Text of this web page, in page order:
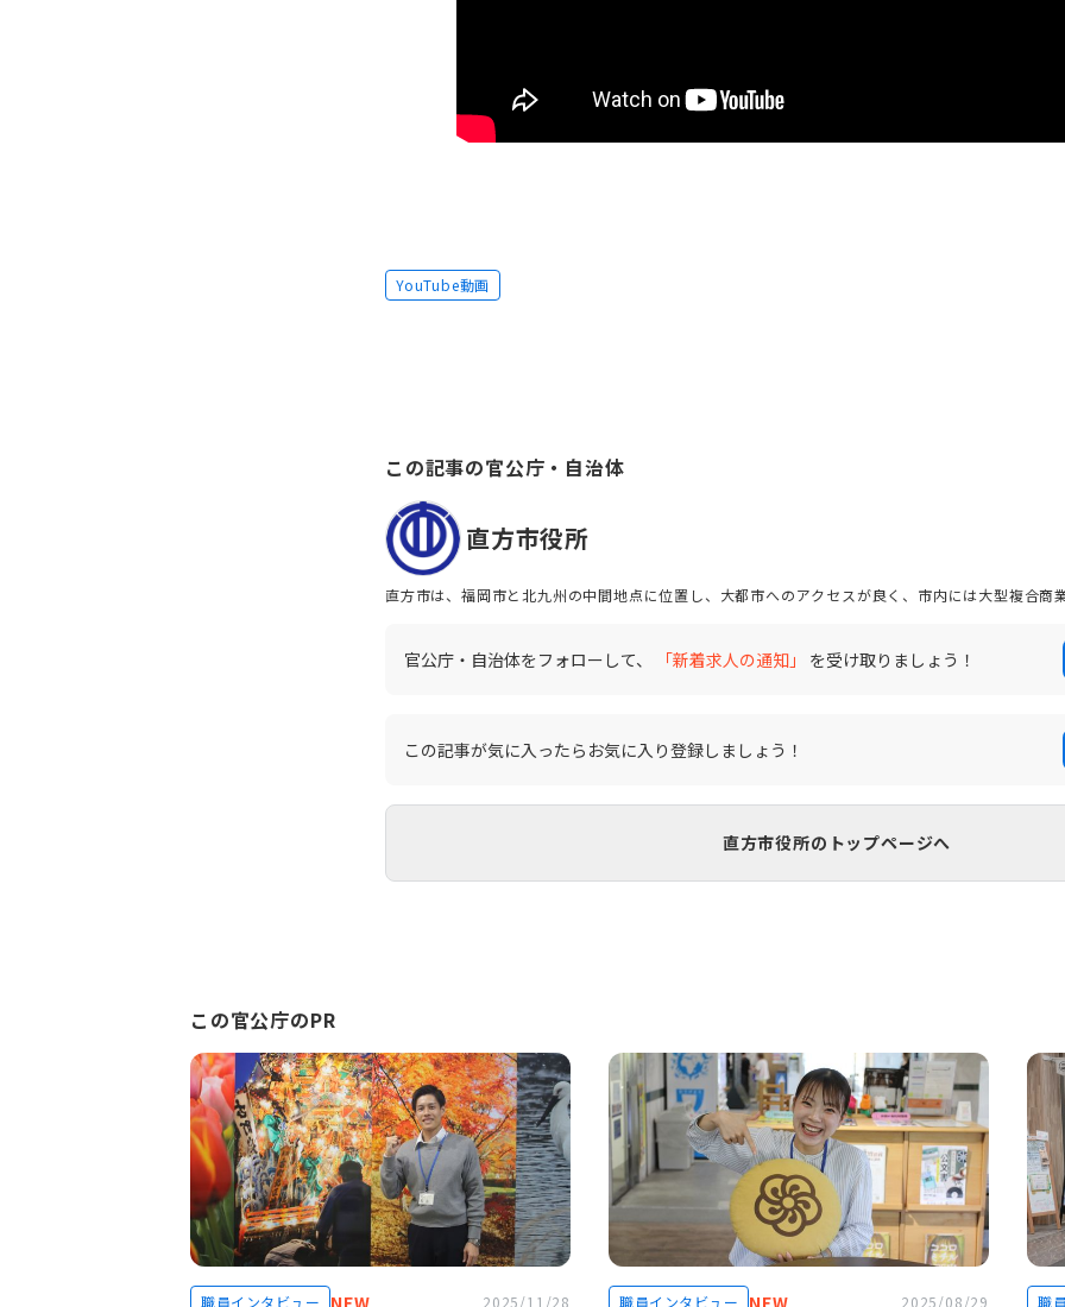
YouTube動画
この記事の官公庁・自治体
直方市役所
直方市は、福岡市と北九州の中間地点に位置し、大都市へのアクセスが良く、市内には大型複合商
かせる、働きがいのある職場で一緒に働きませんか？
官公庁・自治体をフォローして、 「新着求人の通知」 を受け取りましょう！
この記事が気に入ったらお気に入り登録しましょう！
直方市役所のトップページへ
この官公庁のPR
職員インタビュー NEW 2025/11/28 職員インタビュー NEW 2025/08/29 職